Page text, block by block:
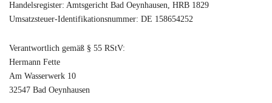
Handelsregister: Amtsgericht Bad Oeynhausen, HRB 1829
Umsatzsteuer-Identifikationsnummer: DE 158654252
Verantwortlich gemäß § 55 RStV:
Hermann Fette
Am Wasserwerk 10
32547 Bad Oeynhausen